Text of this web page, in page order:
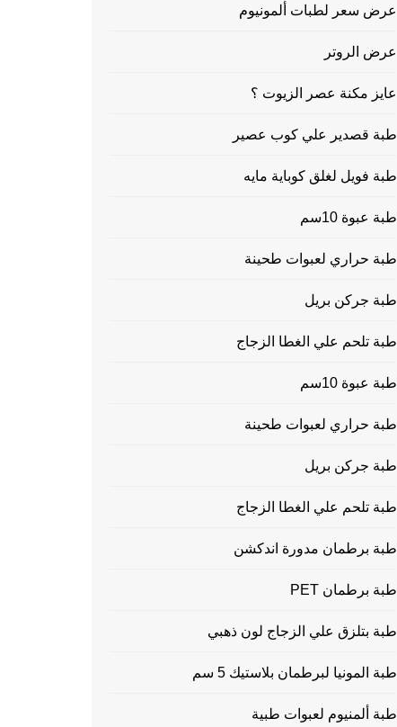
عرض سعر لطبات ألمونيوم
عرض الروتر
عايز مكنة عصر الزيوت ؟
طبة قصدير علي كوب عصير
طبة فويل لغلق كوباية مايه
طبة عبوة 10سم
طبة حراري لعبوات طحينة
طبة جركن بريل
طبة تلحم علي الغطا الزجاج
طبة عبوة 10سم
طبة حراري لعبوات طحينة
طبة جركن بريل
طبة تلحم علي الغطا الزجاج
طبة برطمان مدورة اندكشن
طبة برطمان PET
طبة بتلزق علي الزجاج لون ذهبي
طبة المونيا لبرطمان بلاستيك 5 سم
طبة ألمنيوم لعبوات طبية